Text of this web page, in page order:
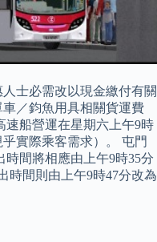
士必需改以現金繳付有關
／鈞魚用具相關貨運費
速船營運在星期六上午9時
實際乘客需求）。 屯門
間將相應由上午9時35分
時間則由上午9時47分改為